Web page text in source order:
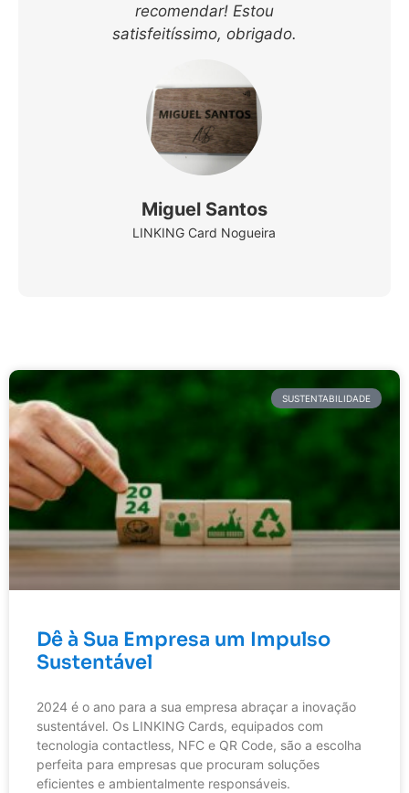
recomendar! Estou
satisfeitíssimo, obrigado.
Miguel Santos
LINKING Card Nogueira
SUSTENTABILIDADE
Dê à Sua Empresa um Impulso
Sustentável
2024 é o ano para a sua empresa abraçar a inovação
sustentável. Os LINKING Cards, equipados com
tecnologia contactless, NFC e QR Code, são a escolha
perfeita para empresas que procuram soluções
eficientes e ambientalmente responsáveis.